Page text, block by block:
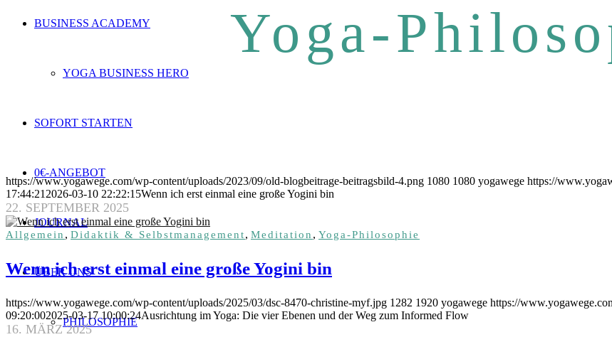
BUSINESS ACADEMY
YOGA BUSINESS HERO
SOFORT STARTEN
0€-ANGEBOT
JOURNAL
ÜBER UNS
PHILOSOPHIE
Yoga-
Allgemein , Didaktik & Selbstmanagement, Meditation , Yoga-Philosophie
Wenn ich erst einmal eine große Yogini bin
22. SEPTEMBER 2025
https://www.yogawege.com/wp-content/uploads/2023/09/old-blogbeitrage-beitragsbild-4.png 1080 1080 yogawege https://
17:44:21 2026-03-10 22:22:15Wenn ich erst einmal eine große Yogini bin
16. MÄRZ 2025
https://www.yogawege.com/wp-content/uploads/2025/03/dsc-8470-christine-myf.jpg 1282 1920 yogawege https://
09:20:002025-03-17 10:00:24Ausrichtung im Yoga: Die vier Ebenen und der Weg zum Informed Flow